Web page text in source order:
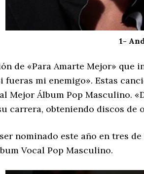
1-
de «Para Amarte Mejor»
fueras mi enemigo». Estas
Mejor Álbum Pop Masculino.
carrera, obteniendo discos de
nominado este año en tres
Vocal Pop Masculino.